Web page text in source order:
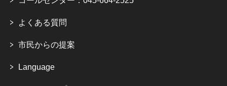
よくある質問
市民からの提案
Language